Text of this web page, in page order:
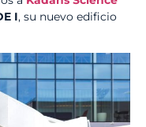
I, su nuevo edificio